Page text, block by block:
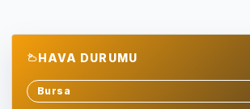
HAVA DURUMU
Sehir sec